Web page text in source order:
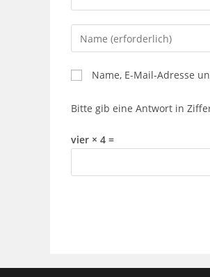
Gib
deinen
Namen
oder
Benutzernamen
Kommentieren
ein
Name, E-Mail-Adresse
Bitte gib eine Antwort in
vier × 4 =